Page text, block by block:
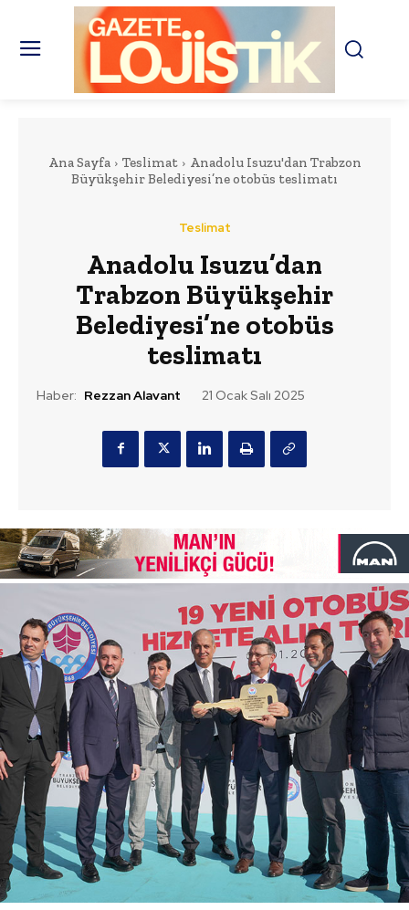
Ana Sayfa Teslimat
Anadolu Isuzu'dan Trabzon
Büyükşehir Belediyesi’ne otobüs teslimatı
Teslimat
Anadolu Isuzu’dan
Trabzon Büyükşehir
Belediyesi’ne otobüs
teslimatı
Haber: Rezzan Alavant 21 Ocak Salı 2025